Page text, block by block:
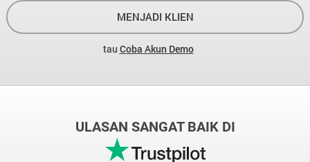
MENJADI KLIEN
tau Coba Akun Demo
ULASAN SANGAT BAIK DI